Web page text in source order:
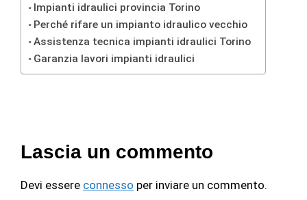
Impianti idraulici provincia Torino
Perché rifare un impianto idraulico vecchio
Assistenza tecnica impianti idraulici Torino
Garanzia lavori impianti idraulici
Lascia un commento
Devi essere connesso per inviare un commento.